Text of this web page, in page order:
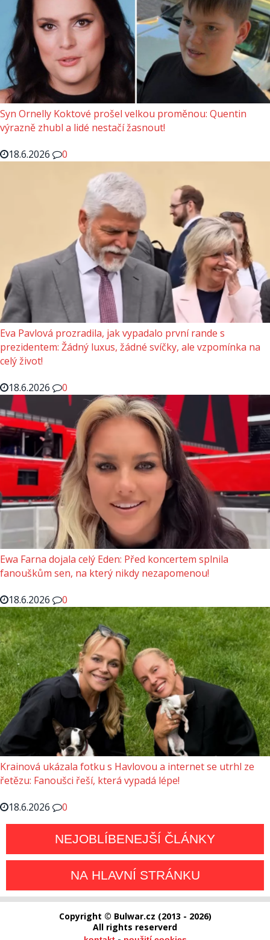
Syn Ornelly Koktové prošel velkou proměnou: Quentin
výrazně zhubl a lidé nestačí žasnout!
18.6.2026
0
Eva Pavlová prozradila, jak vypadalo první rande s
prezidentem: Žádný luxus, žádné svíčky, ale vzpomínka na
celý život!
18.6.2026
0
Ewa Farna dojala celý Eden: Před koncertem splnila
fanouškům sen, na který nikdy nezapomenou!
18.6.2026
0
Krainová ukázala fotku s Havlovou a internet se utrhl ze
řetězu: Fanoušci řeší, která vypadá lépe!
18.6.2026
0
NEJOBLÍBENEJŠÍ ČLÁNKY
NA HLAVNÍ STRÁNKU
Copyright © Bulwar.cz (2013 - 2026)
All rights reserverd